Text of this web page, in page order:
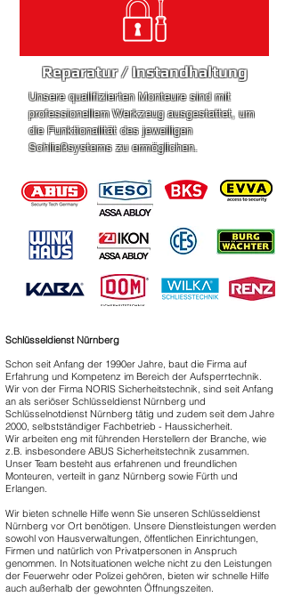
Reparatur/ Instandhaltung
Unsere qualifizierten Monteure sind mit
professionellem Werkzeug ausgestattet, um
die Funktionalität des jeweiligen
Schließsystems zu ermöglichen.
Schon seit Anfang der 1990er Jahre, baut die Firma auf
Erfahrung und Kompetenz im Bereich der Aufsperrtechnik.
Wir von der Firma NORIS Sicherheitstechnik, sind seit Anfang
an als seriöser Schlüsseldienst Nürnberg und
Schlüsselnotdienst Nürnberg tätig und zudem seit dem Jahre
2000, selbstständiger Fachbetrieb - Haussicherheit.
Wir arbeiten eng mit führenden Herstellern der Branche, wie
z.B. insbesondere ABUS Sicherheitstechnik zusammen.
Unser Team besteht aus erfahrenen und freundlichen
Monteuren, verteilt in ganz Nürnberg sowie Fürth und
Erlangen.
Wir bieten schnelle Hilfe wenn Sie unseren Schlüsseldienst
Nürnberg vor Ort benötigen. Unsere Dienstleistungen werden
sowohl von Hausverwaltungen, öffentlichen Einrichtungen,
Firmen und natürlich von Privatpersonen in Anspruch
genommen. In Notsituationen welche nicht zu den Leistungen
der Feuerwehr oder Polizei gehören, bieten wir schnelle Hilfe
auch außerhalb der gewohnten Öffnungszeiten.
Schlüsseldienst Nürnberg